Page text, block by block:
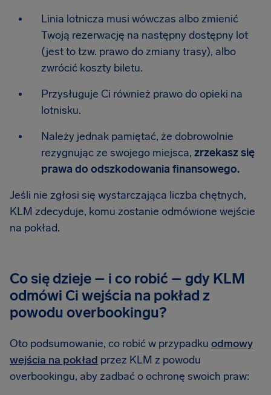
Linia lotnicza musi wówczas albo zmienić
Twoją rezerwację na następny dostępny lot
(jest to tzw. prawo do zmiany trasy), albo
zwrócić koszty biletu.
Przysługuje Ci również prawo do opieki na
lotnisku.
Należy jednak pamiętać, że dobrowolnie
rezygnując ze swojego miejsca, zrzekasz się
prawa do odszkodowania finansowego.
Jeśli nie zgłosi się wystarczająca liczba chętnych,
KLM zdecyduje, komu zostanie odmówione wejście
na pokład.
Co się dzieje – i co robić – gdy KLM
odmówi Ci wejścia na pokład z
powodu overbookingu?
Oto podsumowanie, co robić w przypadku odmowy
wejścia na pokład przez KLM z powodu
overbookingu, aby zadbać o ochronę swoich praw: